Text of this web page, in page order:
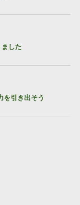
した
を引き出そう